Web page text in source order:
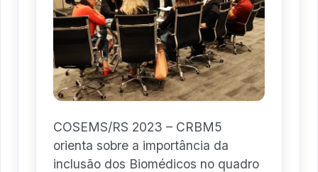
COSEMS/RS 2023 – CRBM5
orienta sobre a importância da
inclusão dos Biomédicos no quadro